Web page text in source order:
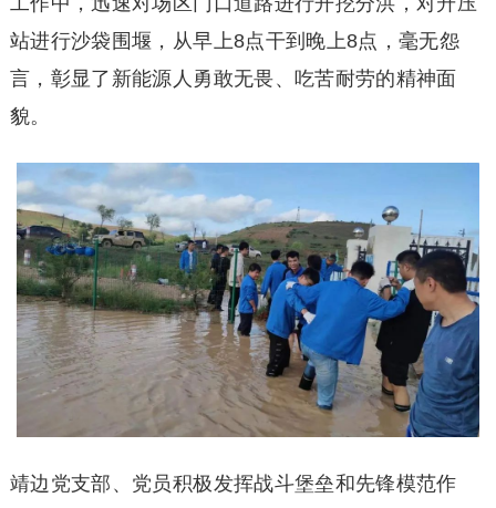
站进行沙袋围堰，从早上8点干到晚上8点，毫无怨
言，彰显了新能源人勇敢无畏、吃苦耐劳的精神面
貌。
靖边党支部、党员积极发挥战斗堡垒和先锋模范作